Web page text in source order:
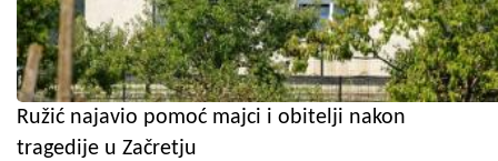
Ružić najavio pomoć majci i obitelji nakon
tragedije u Začretju